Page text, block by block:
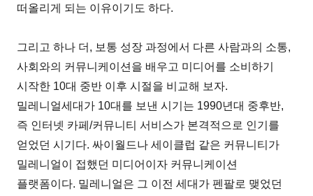
떠올리게 되는 이유이기도 하다.
그리고 하나 더, 보통 성장 과정에서 다른 사람과의 소통,
사회와의 커뮤니케이션을 배우고 미디어를 소비하기
시작한 10대 중반 이후 시절을 비교해 보자.
밀레니얼세대가 10대를 보낸 시기는 1990년대 중후반,
즉 인터넷 카페/커뮤니티 서비스가 본격적으로 인기를
얻었던 시기다. 싸이월드나 세이클럽 같은 커뮤니티가
밀레니얼이 접했던 미디어이자 커뮤니케이션
플랫폼이다. 밀레니얼은 그 이전 세대가 펜팔로 맺었던